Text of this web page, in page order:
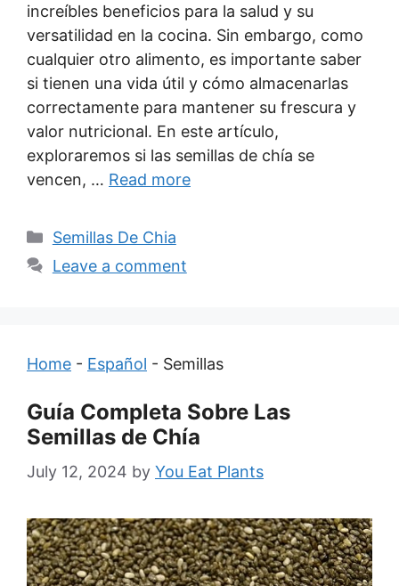
increíbles beneficios para la salud y su
versatilidad en la cocina. Sin embargo, como
cualquier otro alimento, es importante saber
si tienen una vida útil y cómo almacenarlas
correctamente para mantener su frescura y
valor nutricional. En este artículo,
exploraremos si las semillas de chía se
vencen, … Read more
Categories
Semillas De Chia
Leave a comment
Home - Español - Semillas
Guía Completa Sobre Las
Semillas de Chía
July 12, 2024 by You Eat Plants